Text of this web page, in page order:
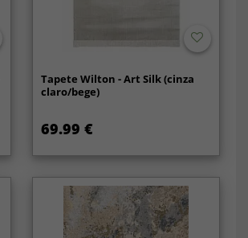
Tapete Wilton - Art Silk (cinza
claro/bege)
69.99 €